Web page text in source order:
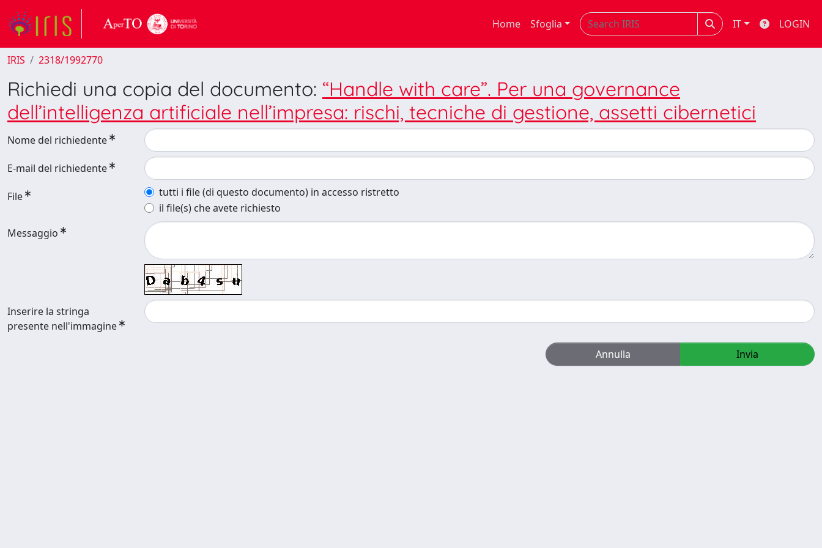
Home Sfoglia IT LOGIN
IRIS 2318/1992770
Richiedi una copia del documento: “Handle with care”. Per una governance
dell’intelligenza artificiale nell’impresa: rischi, tecniche di gestione, assetti cibernetici
Nome del richiedente
E-mail del richiedente
File
tutti i file (di questo documento) in accesso ristretto
il file(s) che avete richiesto
Messaggio
Inserire la stringa
presente nell'immagine
Annulla Invia